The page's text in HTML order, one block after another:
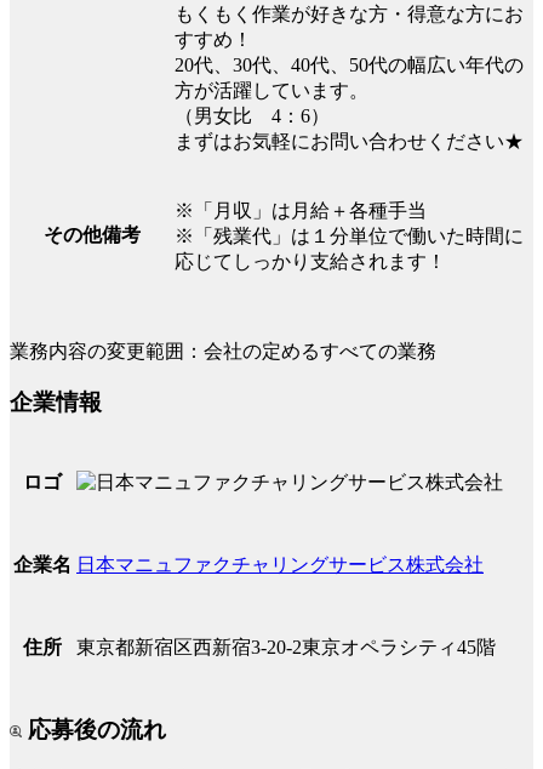
もくもく作業が好きな方・得意な方にお
すすめ！
20代、30代、40代、50代の幅広い年代の
方が活躍しています。
（男女比 4：6）
まずはお気軽にお問い合わせください★
その他備考
※「月収」は月給＋各種手当
※「残業代」は１分単位で働いた時間に
応じてしっかり支給されます！
業務内容の変更範囲：会社の定めるすべての業務
企業情報
ロゴ
企業名 日本マニュファクチャリングサービス株式会社
住所 東京都新宿区西新宿3-20-2東京オペラシティ45階
応募後の流れ